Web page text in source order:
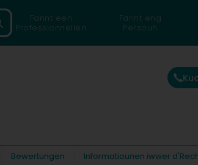
Fannt een
Professionnellen
Fannt eng
Persoun
Bewertungen Informatiounen iwwer